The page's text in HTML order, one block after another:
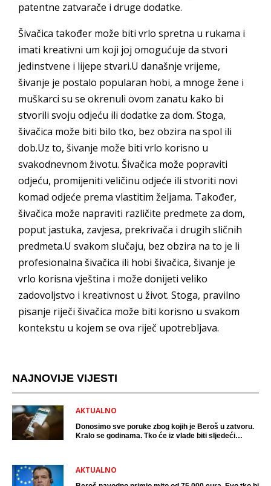
patentne zatvarače i druge dodatke.
Šivačica također može biti vrlo spretna u rukama i
imati kreativni um koji joj omogućuje da stvori
jedinstvene i lijepe stvari.U današnje vrijeme,
šivanje je postalo popularan hobi, a mnoge žene i
muškarci su se okrenuli ovom zanatu kako bi
stvorili svoju odjeću ili dodatke za dom. Stoga,
šivačica može biti bilo tko, bez obzira na spol ili
dob.Uz to, šivanje može biti vrlo korisno u
svakodnevnom životu. Šivačica može popraviti
odjeću, promijeniti veličinu odjeće ili stvoriti novi
komad odjeće prema vlastitim željama. Također,
šivačica može napraviti različite predmete za dom,
poput jastuka, zavjesa, prekrivača i drugih sličnih
predmeta.U svakom slučaju, bez obzira na to je li
profesionalna šivačica ili hobi šivačica, šivanje je
vrlo korisna vještina i može donijeti veliko
zadovoljstvo i kreativnost u život. Stoga, pravilno
pisanje riječi šivačica može biti korisno u svakom
kontekstu u kojem se ova riječ upotrebljava.
NAJNOVIJE VIJESTI
AKTUALNO
Donosimo sve poruke zbog kojih je Beroš u zatvoru.
Kralo se godinama. Tko će iz vlade biti sljedeći
AKTUALNO